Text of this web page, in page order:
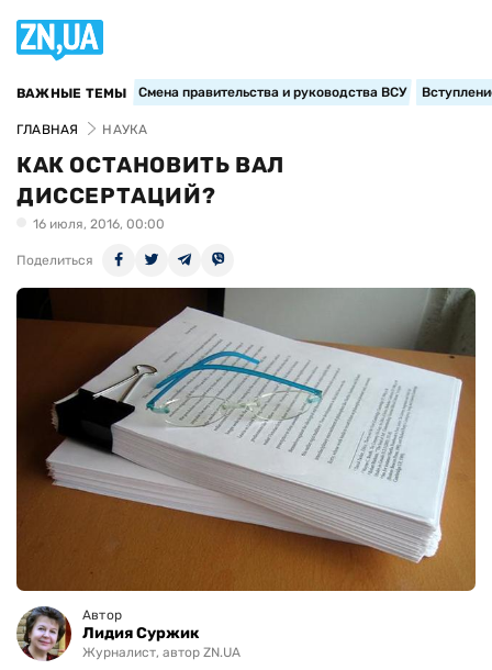
ВАЖНЫЕ ТЕМЫ Смена правительства и руководства ВСУ
ГЛАВНАЯ НАУКА
КАК ОСТАНОВИТЬ ВАЛ
ДИССЕРТАЦИЙ?
16 июля, 2016, 00:00
Поделиться
Автор
Лидия Суржик
Журналист, автор ZN.UA